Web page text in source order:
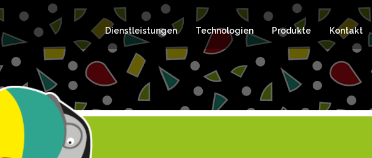
Dienstleistungen Technologien Produkte Kontakt